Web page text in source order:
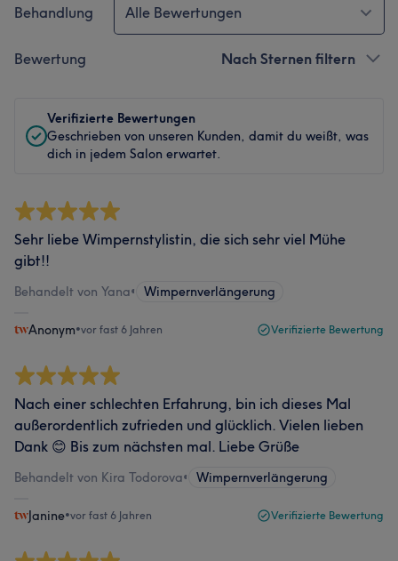
Behandlung Alle Bewertungen
Bewertung Nach Sternen filtern
Verifizierte Bewertungen
Geschrieben von unseren Kunden, damit du weißt, was
dich in jedem Salon erwartet.
Sehr liebe Wimpernstylistin, die sich sehr viel Mühe
gibt!!
Behandelt von Yana• Wimpernverlängerung
Anonym•vor fast 6 Jahren Verifizierte Bewertung
Nach einer schlechten Erfahrung, bin ich dieses Mal
außerordentlich zufrieden und glücklich. Vielen lieben
Dank 😊 Bis zum nächsten mal. Liebe Grüße
Behandelt von Kira Todorova• Wimpernverlängerung
Janine•vor fast 6 Jahren Verifizierte Bewertung